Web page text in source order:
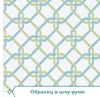
Образец в шоу-руме